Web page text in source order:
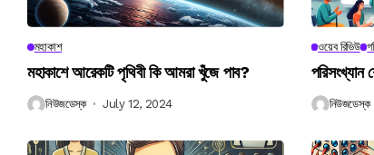
মহাকাশ
মহাকাশে আরেকটি পৃথিবী কি আমরা খুঁজে পাব?
নিউজডেস্ক July 12, 2024
ওয়েব রিভিউ
নিউজডেস্ক